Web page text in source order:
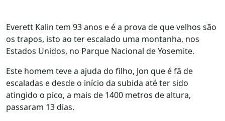
Everett Kalin tem 93 anos e é a prova de que velhos são
os trapos, isto ao ter escalado uma montanha, nos
Estados Unidos, no Parque Nacional de Yosemite.
Este homem teve a ajuda do filho, Jon que é fã de
escaladas e desde o início da subida até ter sido
atingido o pico, a mais de 1400 metros de altura,
passaram 13 dias.